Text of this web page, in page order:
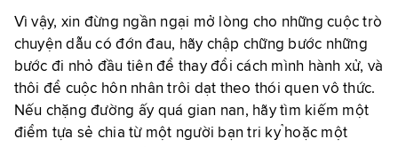
Vì vậy, xin đừng ngần ngại mở lòng cho những cuộc trò
chuyện dẫu có đớn đau, hãy chập chững bước những
bước đi nhỏ đầu tiên để thay đổi cách mình hành xử, và
thôi để cuộc hôn nhân trôi dạt theo thói quen vô thức.
Nếu chặng đường ấy quá gian nan, hãy tìm kiếm một
điểm tựa sẻ chia từ một người bạn tri kỷ hoặc một